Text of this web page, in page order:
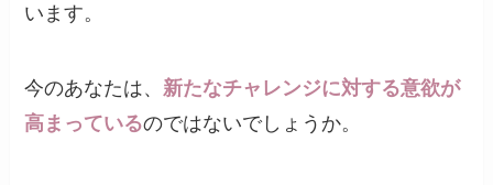
います。
今のあなたは、 新たなチャレンジに対する意欲が
高まっているのではないでしょうか。